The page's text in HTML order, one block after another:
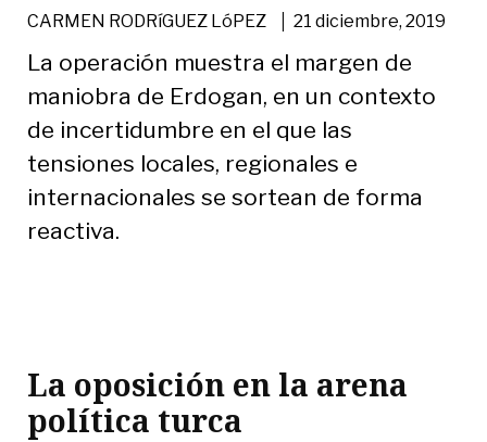
CARMEN RODRíGUEZ LóPEZ |21 diciembre, 2019
La operación muestra el margen de
maniobra de Erdogan, en un contexto
de incertidumbre en el que las
tensiones locales, regionales e
internacionales se sortean de forma
reactiva.
La oposición en la arena
política turca